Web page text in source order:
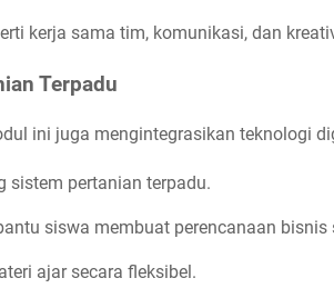
kerja sama tim, komunikasi, dan
Terpadu
ini juga mengintegrasikan teknologi
sistem pertanian terpadu.
siswa membuat perencanaan bisnis
ajar secara fleksibel.